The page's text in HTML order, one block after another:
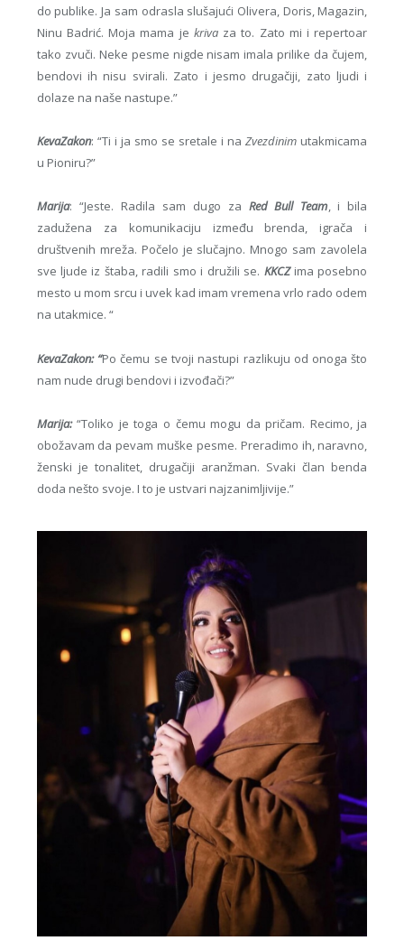
do publike. Ja sam odrasla slušajući Olivera, Doris, Magazin,
Ninu Badrić. Moja mama je krivaza to. Zato mi i repertoar
tako zvuči. Neke pesme nigde nisam imala prilike da čujem,
bendovi ih nisu svirali. Zato i jesmo drugačiji, zato ljudi i
dolaze na naše nastupe.”
KevaZakon: “Ti i ja smo se sretale i naZvezdinim utakmicama
u Pioniru?”
Marija: “Jeste. Radila sam dugo za Red Bull Team, i bila
zadužena za komunikaciju između brenda, igrača i
društvenih mreža. Počelo je slučajno. Mnogo sam zavolela
sve ljude iz štaba, radili smo i družili se. KKCZ ima posebno
mesto u mom srcu i uvek kad imam vremena vrlo rado odem
na utakmice. “
KevaZakon: “Po čemu se tvoji nastupi razlikuju od onoga što
nam nude drugi bendovi i izvođači?”
Marija:“Toliko je toga o čemu mogu da pričam. Recimo, ja
obožavam da pevam muške pesme. Preradimo ih, naravno,
ženski je tonalitet, drugačiji aranžman. Svaki član benda
doda nešto svoje. I to je ustvari najzanimljivije.”